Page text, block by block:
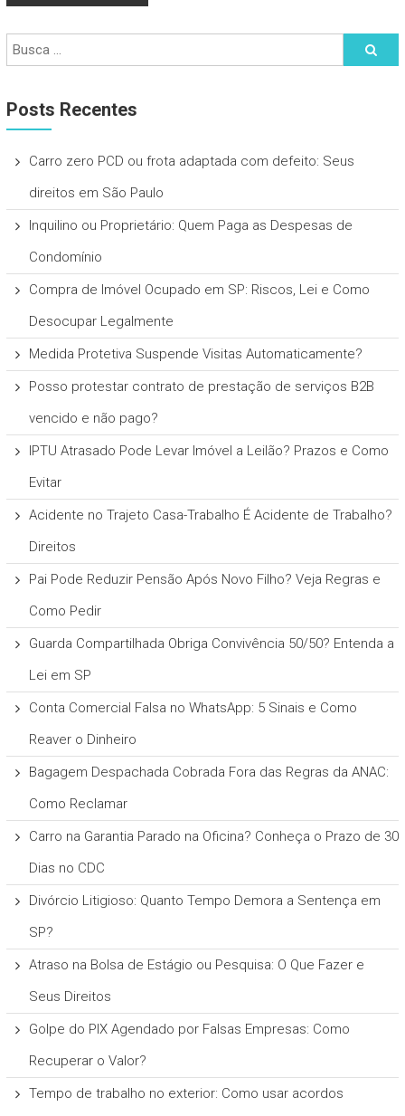
Posts Recentes
Carro zero PCD ou frota adaptada com defeito: Seus
direitos em São Paulo
Inquilino ou Proprietário: Quem Paga as Despesas de
Condomínio
Compra de Imóvel Ocupado em SP: Riscos, Lei e Como
Desocupar Legalmente
Medida Protetiva Suspende Visitas Automaticamente?
Posso protestar contrato de prestação de serviços B2B
vencido e não pago?
IPTU Atrasado Pode Levar Imóvel a Leilão? Prazos e Como
Evitar
Acidente no Trajeto Casa-Trabalho É Acidente de Trabalho?
Direitos
Pai Pode Reduzir Pensão Após Novo Filho? Veja Regras e
Como Pedir
Guarda Compartilhada Obriga Convivência 50/50? Entenda a
Lei em SP
Conta Comercial Falsa no WhatsApp: 5 Sinais e Como
Reaver o Dinheiro
Bagagem Despachada Cobrada Fora das Regras da ANAC:
Como Reclamar
Carro na Garantia Parado na Oficina? Conheça o Prazo de 30
Dias no CDC
Divórcio Litigioso: Quanto Tempo Demora a Sentença em
SP?
Atraso na Bolsa de Estágio ou Pesquisa: O Que Fazer e
Seus Direitos
Golpe do PIX Agendado por Falsas Empresas: Como
Recuperar o Valor?
Tempo de trabalho no exterior: Como usar acordos